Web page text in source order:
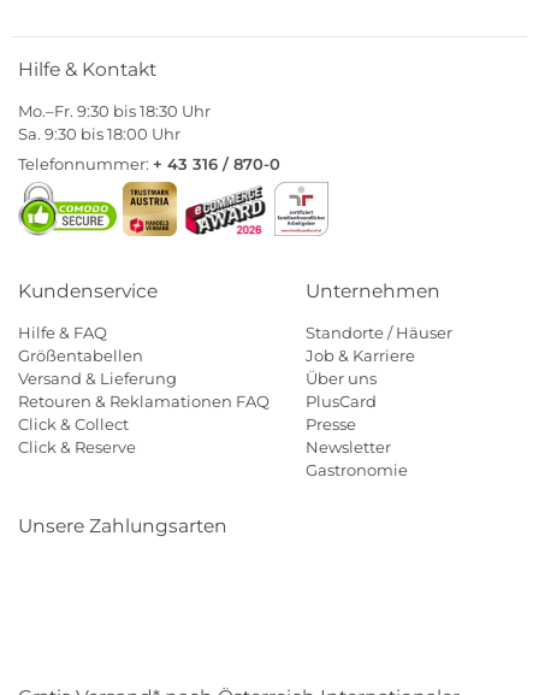
Hilfe & Kontakt
Mo.–Fr. 9:30 bis 18:30 Uhr
Sa. 9:30 bis 18:00 Uhr
Telefonnummer: + 43 316 / 870-0
Kundenservice
Hilfe & FAQ
Größentabellen
Versand & Lieferung
Retouren & Reklamationen FAQ
Click & Collect
Click & Reserve
Unternehmen
Standorte / Häuser
Job & Karriere
Über uns
PlusCard
Presse
Newsletter
Gastronomie
Unsere Zahlungsarten